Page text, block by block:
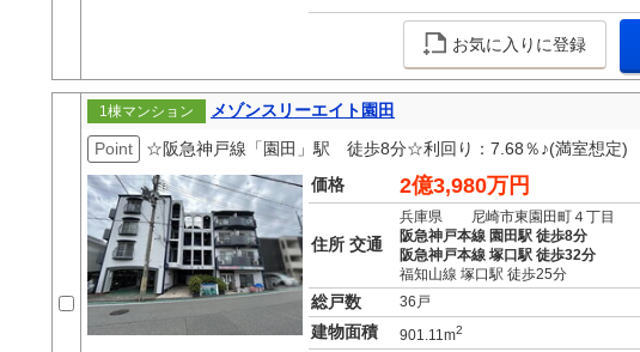
お気に入りに登録
1棟マンション
メゾンスリーエイト園田
Point
☆阪急神戸線「園田」駅 徒歩8分☆利回り：7.68％♪(満室想定)
価格
2億3,980万円
住所 交通
兵庫県 尼崎市東園田町４丁目
阪急神戸本線 園田駅 徒歩8分
阪急神戸本線 塚口駅 徒歩32分
福知山線 塚口駅 徒歩25分
総戸数 36戸
建物面積 901.11m2